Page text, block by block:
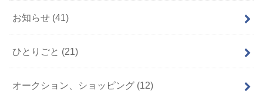
お知らせ (41)
ひとりごと (21)
オークション、ショッピング (12)